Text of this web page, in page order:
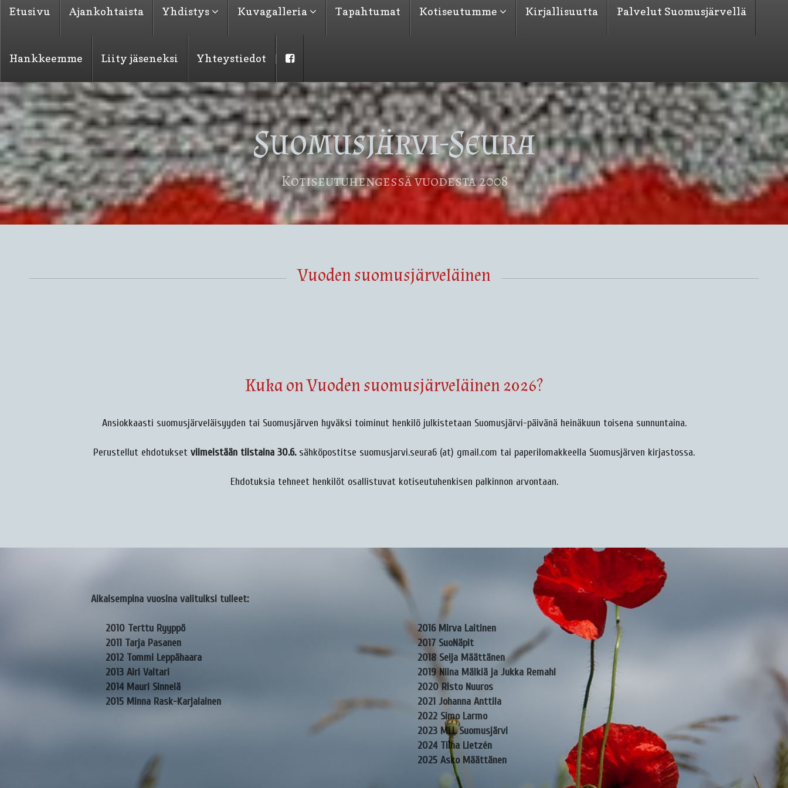
Etusivu Ajankohtaista Yhdistys Kuvagalleria Tapahtumat Kotiseutumme Kirjallisuutta Palvelut Suomusjärvellä
Hankkeemme Liity jäseneksi Yhteystiedot
Suomusjärvi-Seura
Kotiseutuhengessä vuodesta 2008
Vuoden suomusjärveläinen
Kuka on Vuoden suomusjärveläinen 2026?
Ansiokkaasti suomusjärveläisyyden tai Suomusjärven hyväksi toiminut henkilö julkistetaan Suomusjärvi-päivänä heinäkuun toisena sunnuntaina.
Perustellut ehdotukset viimeistään tiistaina 30.6.sähköpostitse suomusjarvi.seura6 (at) gmail.com tai paperilomakkeella Suomusjärven kirjastossa.
Ehdotuksia tehneet henkilöt osallistuvat kotiseutuhenkisen palkinnon arvontaan.
Aikaisempina vuosina valituiksi tulleet:
2010 Terttu Ryyppö
2011 Tarja Pasanen
2012 Tommi Leppähaara
2013 Airi Valtari
2014 Mauri Sinnelä
2015 Minna Rask-Karjalainen
2016 Mirva Laitinen
2017 SuoNäpit
2018 Seija Määttänen
2019 Niina Mälkiä ja Jukka Remahl
2020 Risto Nuuros
2021 Johanna Anttila
2022 Simo Larmo
2023 MLL Suomusjärvi
2024 Tiina Lietzén
2025 Asko Määttänen